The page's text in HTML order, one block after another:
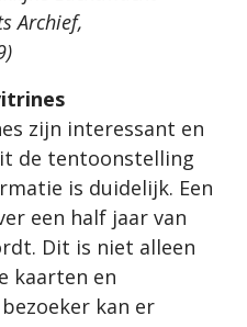
Archief,
zijn interessant en
de tentoonstelling
is duidelijk. Een
een half jaar van
Dit is niet alleen
kaarten en
kan er